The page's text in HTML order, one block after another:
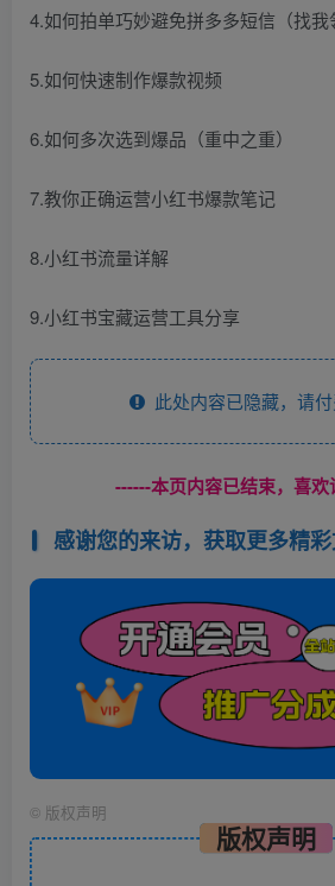
4.如何拍单巧妙避免拼多多短信（找我
5.如何快速制作爆款视频
6.如何多次选到爆品（重中之重）
7.教你正确运营小红书爆款笔记
8.小红书流量详解
9.小红书宝藏运营工具分享
此处内容已隐藏，请付
------本页内容已结束，喜欢
感谢您的来访，获取更多精彩
© 版权声明
版权声明